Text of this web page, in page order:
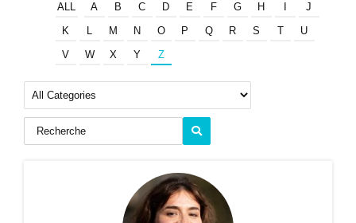
ALL A B C D E F G H
J
K
L M N O P Q R S T
U
V
W X Y Z